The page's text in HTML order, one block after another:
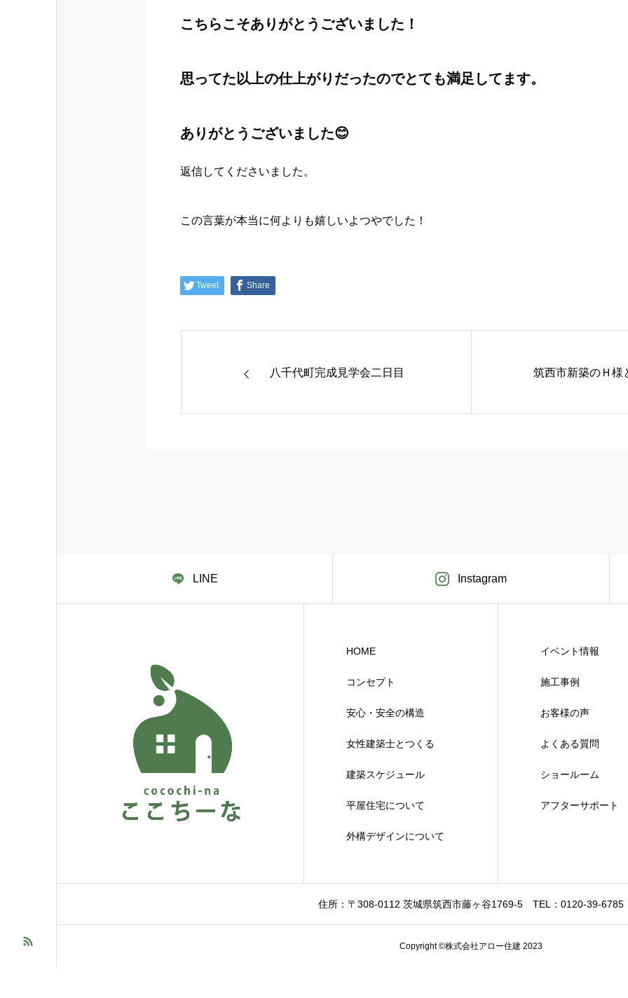
こちらこそありがとうございました！
思ってた以上の仕上がりだったのでとても満足してます。
ありがとうございました😊
返信してくださいました。
この言葉が本当に何よりも嬉しいよつやでした！
Tweet Share
八千代町完成見学会二日目 筑西市新築のＨ様
LINE Instagram
HOME
コンセプト
安心・安全の構造
女性建築士とつくる
建築スケジュール
平屋住宅について
外構デザインについて
イベント情報
施工事例
お客様の声
よくある質問
ショールーム
アフターサポート
住所：〒308-0112 茨城県筑西市藤ヶ谷1769-5 TEL：0120-39-6785
Copyright ©株式会社アロー住建 2023